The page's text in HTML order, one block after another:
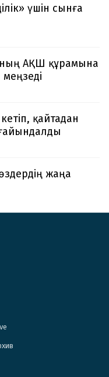
үшін сынға
АҚШ құрамына
қайтадан
жаңа